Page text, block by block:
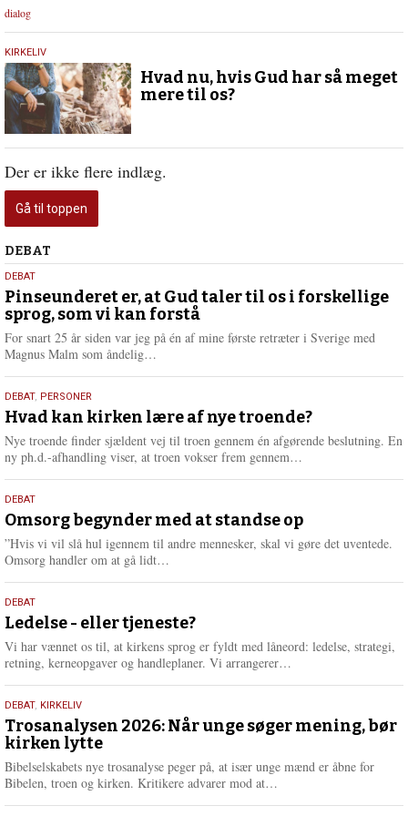
dialog
5.
december
2019
KIRKELIV
Hvad nu, hvis Gud har så meget
mere til os?
Der er ikke flere indlæg.
Gå til toppen
Debat
DEBAT
5.
august
2026
DEBAT
Pinseunderet er, at Gud taler til os i forskellige
sprog, som vi kan forstå
For snart 25 år siden var jeg på én af mine første retræter i Sverige med
Magnus Malm som åndelig…
e
r
e
25.
juli
2026
DEBAT, PERSONER
Hvad kan kirken lære af nye troende?
Nye troende finder sjældent vej til troen gennem én afgørende beslutning. En
ny ph.d.-afhandling viser, at troen vokser frem gennem…
e
r
e
9.
juli
2026
DEBAT
Omsorg begynder med at standse op
”Hvis vi vil slå hul igennem til andre mennesker, skal vi gøre det uventede.
Omsorg handler om at gå lidt…
e
r
e
10.
juni
2026
DEBAT
Ledelse - eller tjeneste?
Vi har vænnet os til, at kirkens sprog er fyldt med låneord: ledelse, strategi,
retning, kerneopgaver og handleplaner. Vi arrangerer…
e
2.
juni
2026
DEBAT, KIRKELIV
Trosanalysen 2026: Når unge søger mening, bør
kirken lytte
Bibelselskabets nye trosanalyse peger på, at især unge mænd er åbne for
Bibelen, troen og kirken. Kritikere advarer mod at…